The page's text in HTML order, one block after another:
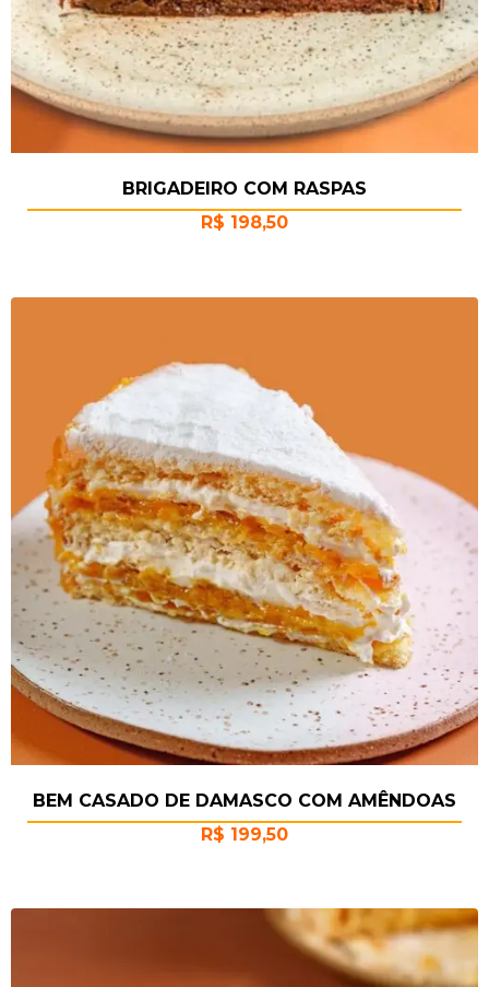
BRIGADEIRO COM RASPAS
R$ 198,50
BEM CASADO DE DAMASCO COM AMÊNDOAS
R$ 199,50